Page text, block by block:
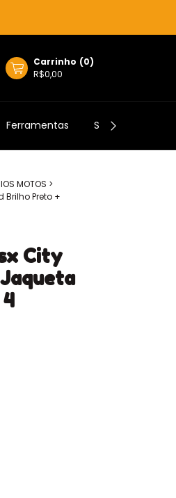
Carrinho (0)
R$0,00
Ferramentas Semijoias
MOTOS >
Brilho Preto +
City